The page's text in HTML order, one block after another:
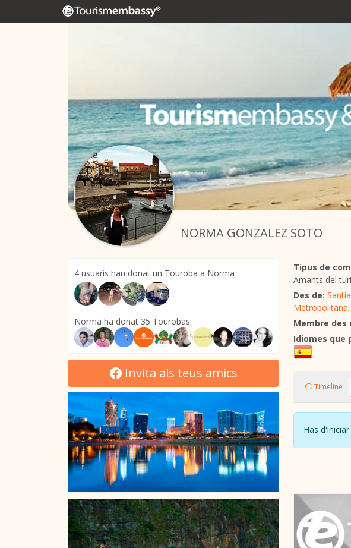
NORMA GONZALEZ SOTO
4 usuaris han donat un Touroba a Norma :
Norma ha donat 35 Tourobas:
Invita als teus amics
Tipus de
Amants del
Des de:
Metropolitana,
Membre des
Idiomes que
Timeline
Has